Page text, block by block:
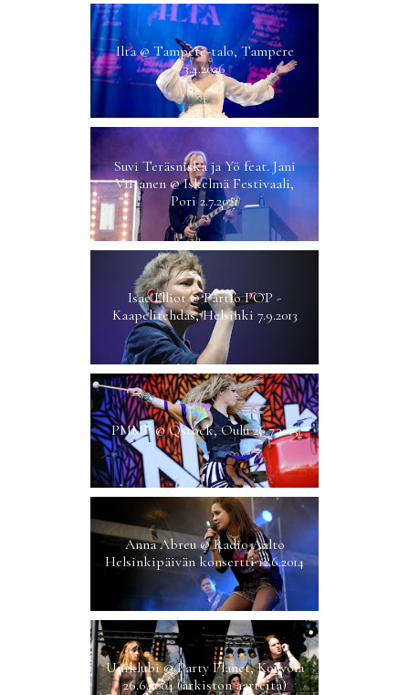
Ilta @ Tampere-talo, Tampere
3.4.2026
Suvi Teräsniska ja Yö feat. Jani
Viitanen @ Iskelmä Festivaali,
Pori 2.7.2021
Isac Elliot @ Partio POP -
Kaapelitehdas, Helsinki 7.9.2013
PMMP @ Qstock, Oulu 26.7.2013
Anna Abreu @ Radio Aalto
Helsinkipäivän konsertti 12.6.2014
Uniklubi @ Party Planet, Kouvola
26.6.2004 (arkiston aarteita)